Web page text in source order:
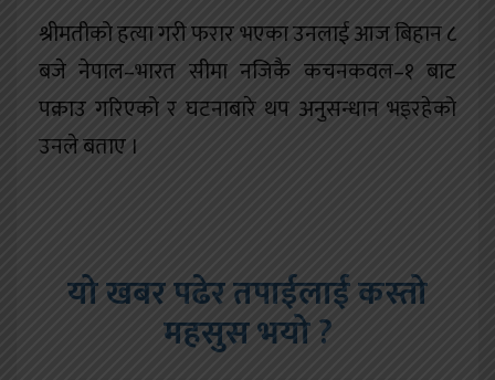
श्रीमतीको हत्या गरी फरार भएका उनलाई आज बिहान ८
बजे नेपाल–भारत सीमा नजिकै कचनकवल–१ बाट
पक्राउ गरिएको र घटनाबारे थप अनुसन्धान भइरहेको
उनले बताए ।
यो खबर पढेर तपाईलाई कस्तो
महसुस भयो ?